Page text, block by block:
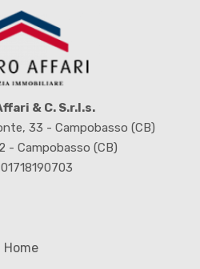
& C. S.r.l.s.
33 - Campobasso (CB)
- Campobasso (CB)
01718190703
Home